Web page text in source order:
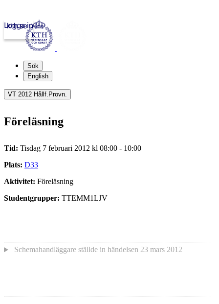
kth.se
Logga in
Sök
English
VT 2012 Hållf.Provn.
Föreläsning
Tid: Tisdag 7 februari 2012 kl 08:00 - 10:00
Plats: D33
Aktivitet: Föreläsning
Studentgrupper: TTEMM1LJV
Schemahandläggare ställde in händelsen 23 mars 2012